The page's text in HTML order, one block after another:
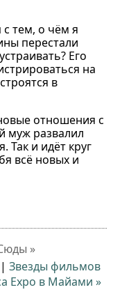
с тем, о чём я
перестали
Его
на
в
отношения с
муж развалил
Так и идёт круг
всё новых и
»
| Звезды фильмов
Expo в Майами »